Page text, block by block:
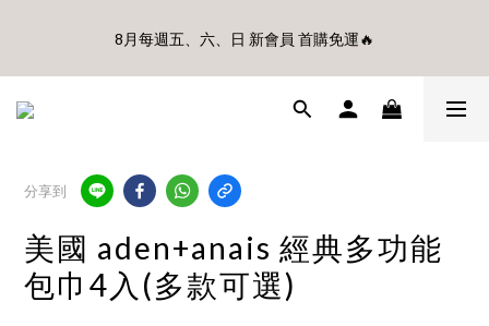
Disney輕量摺疊椅(不累贈)🎊
8月每週五、六、日 新會員 首購免運🔥
🎊8月底前、首購滿$3500贈UBMOM透明防水提袋 滿$6500贈
分享到
美國 aden+anais 經典多功能
包巾4入(多款可選)